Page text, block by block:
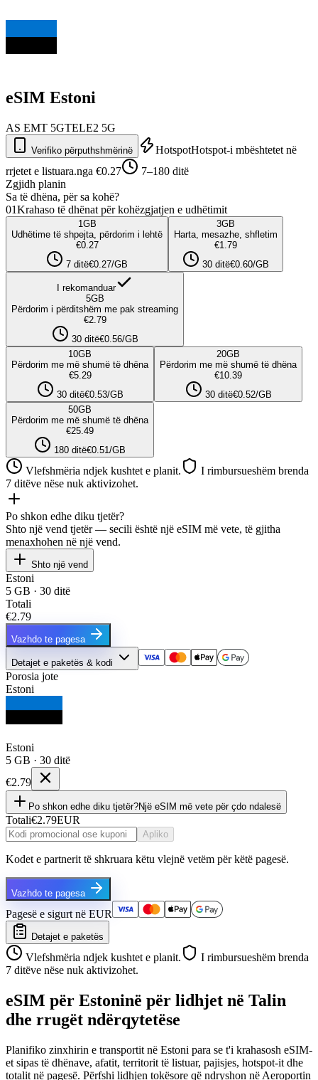
eSIM Estoni
AS EMT 5GTELE2 5G
Verifiko përputhshmërinë HotspotHotspot-i mbështetet në
rrjetet e listuara.nga €0.27
7–180 ditë
Zgjidh planin
Sa të dhëna, për sa kohë?
01Krahaso të dhënat për kohëzgjatjen e udhëtimit
1 GB
Udhëtime të shpejta, përdorim i lehtë
€0.27
7 ditë€0.27/GB
3GB
Harta, mesazhe, shfletim
€1.79
30 ditë€0.60/GB
I rekomanduar
5GB
Përdorim i përditshëm me pak streaming
€2.79
30 ditë€0.56/GB
10GB
Përdorim me më shumë të dhëna
€5.29
30 ditë€0.53/GB
20GB
Përdorim me më shumë të dhëna
€10.39
30 ditë€0.52/GB
50GB
Përdorim me më shumë të dhëna
€25.49
180 ditë€0.51/GB
Vlefshmëria ndjek kushtet e planit.
I rimbursueshëm brenda
7 ditëve nëse nuk aktivizohet.
Po shkon edhe diku tjetër?
Shto një vend tjetër — secili është një eSIM më vete, të gjitha
menaxhohen në një vend.
Shto një vend
Estoni
5 GB · 30 ditë
Totali
€2.79
Vazhdo te pagesa
Detajet e paketës & kodi
Porosia jote
Estoni
Estoni
5 GB · 30 ditë
€2.79
Po shkon edhe diku tjetër?Një eSIM më vete për çdo ndalesë
Totali€2.79EUR
Apliko
Kodet e partnerit të shkruara këtu vlejnë vetëm për këtë pagesë.
Vazhdo te pagesa
Pagesë e sigurt në EUR
Detajet e paketës
Vlefshmëria ndjek kushtet e planit.
I rimbursueshëm brenda
7 ditëve nëse nuk aktivizohet.
eSIM për Estoninë për lidhjet në Talin
dhe rrugët ndërqytetëse
Planifiko zinxhirin e transportit në Estoni para se t'i krahasosh eSIM-
et sipas të dhënave, afatit, territorit të listuar, pajisjes, hotspot-it dhe
totalit në pagesë. Përfshi lidhjen tokësore që ndryshon në Aeroportin